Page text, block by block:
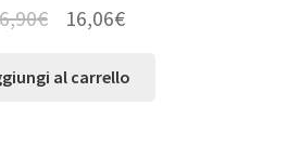
€ 16,06€
al carrello